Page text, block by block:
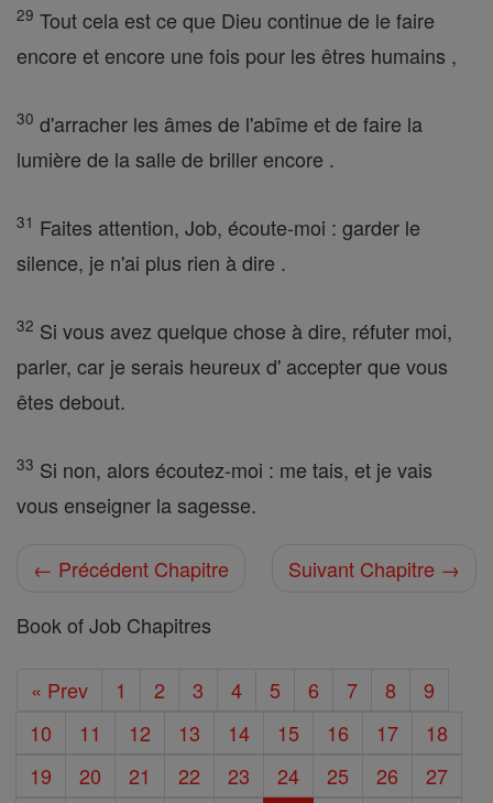
29 Tout cela est ce que Dieu continue de le faire
encore et encore une fois pour les êtres humains ,
30 d'arracher les âmes de l'abîme et de faire la
lumière de la salle de briller encore .
31 Faites attention, Job, écoute-moi : garder le
silence, je n'ai plus rien à dire .
32 Si vous avez quelque chose à dire, réfuter moi,
parler, car je serais heureux d' accepter que vous
êtes debout.
33 Si non, alors écoutez-moi : me tais, et je vais
vous enseigner la sagesse.
← Précédent Chapitre
Suivant Chapitre →
Book of Job Chapitres
« Prev 1 2 3 4 5 6 7 8
9
10
11 12 13 14 15 16 17
18
19
20 21 22 23 24 25 26
27